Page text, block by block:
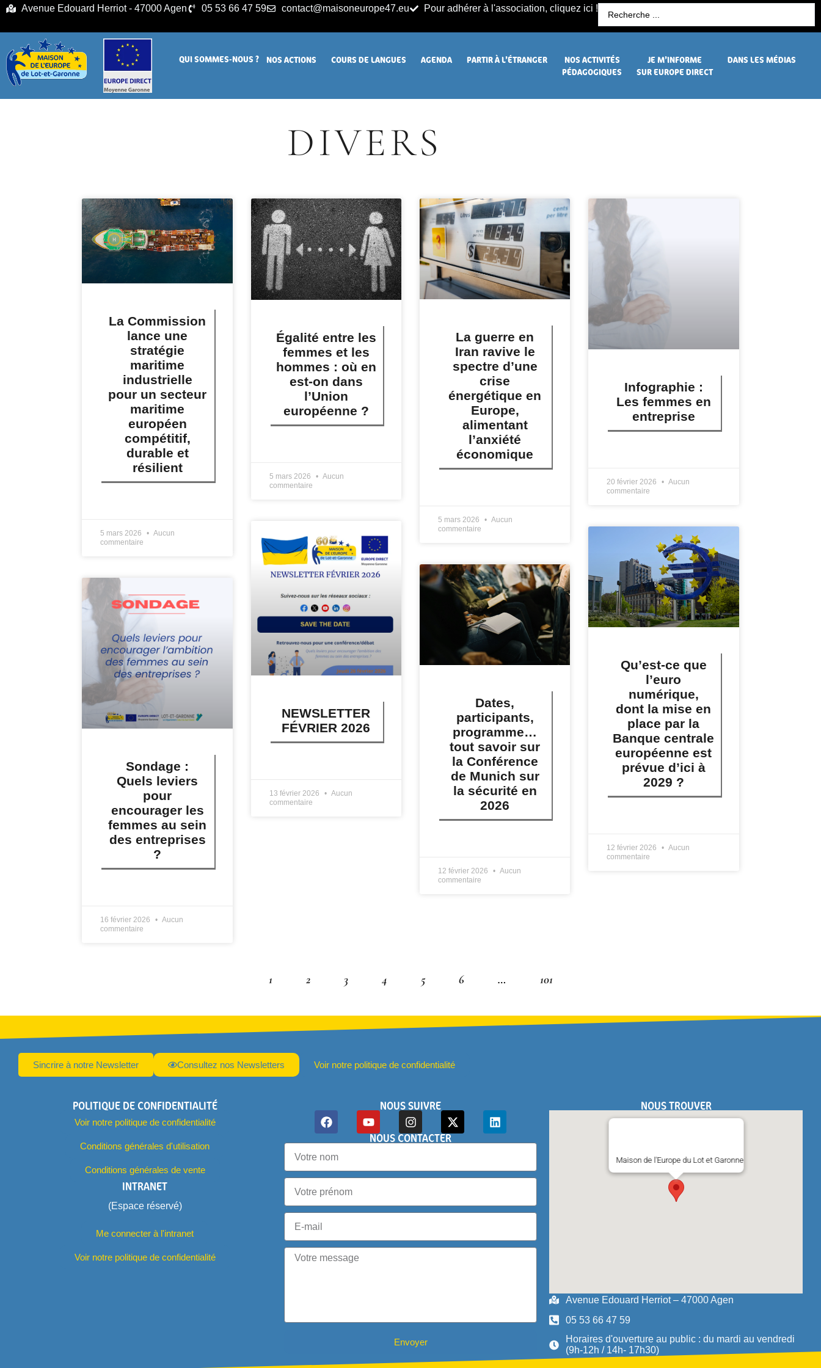
principalAvenue Edouard Herriot - 47000 Agen 05 53 66 47 59 contact@maisoneurope47.eu Pour adhérer à l'association, cliquez ici !
QUI SOMMES-NOUS ? NOS ACTIONS COURS DE LANGUES AGENDA PARTIR À L’ÉTRANGER
NOS ACTIVITÉS
PÉDAGOGIQUES
JE M’INFORME
SUR EUROPE DIRECT
DANS LES MÉDIAS
DIVERS
La Commission
lance une
stratégie
maritime
industrielle
pour un secteur
maritime
européen
compétitif,
durable et
résilient
5 mars 2026
Aucun
commentaire
Égalité entre les
femmes et les
hommes : où en
est-on dans
l’Union
européenne ?
5 mars 2026
Aucun
commentaire
La guerre en
Iran ravive le
spectre d’une
crise
énergétique en
Europe,
alimentant
l’anxiété
économique
5 mars 2026
Aucun
commentaire
Infographie :
Les femmes en
entreprise
20 février 2026
Aucun
commentaire
Sondage :
Quels leviers
pour
encourager les
femmes au sein
des entreprises
?
16 février 2026
Aucun
commentaire
NEWSLETTER
FÉVRIER 2026
13 février 2026
Aucun
commentaire
Dates,
participants,
programme…
tout savoir sur
la Conférence
de Munich sur
la sécurité en
2026
12 février 2026
Aucun
commentaire
Qu’est-ce que
l’euro
numérique,
dont la mise en
place par la
Banque centrale
européenne est
prévue d’ici à
2029 ?
12 février 2026
Aucun
commentaire
1 2 3 4 5 6 … 101
Sincrire à notre Newsletter Consultez nos Newsletters Voir notre politique de confidentialité
POLITIQUE DE CONFIDENTIALITÉ
Voir notre politique de confidentialité
Conditions générales d'utilisation
Conditions générales de vente
INTRANET
(Espace réservé)
Me connecter à l'intranet
Voir notre politique de confidentialité
NOUS SUIVRE
NOUS CONTACTER
Envoyer
NOUS TROUVER
Maison de l'Europe du Lot et Garonne
Avenue Edouard Herriot – 47000 Agen
05 53 66 47 59
Horaires d'ouverture au public : du mardi au vendredi
(9h-12h / 14h- 17h30)